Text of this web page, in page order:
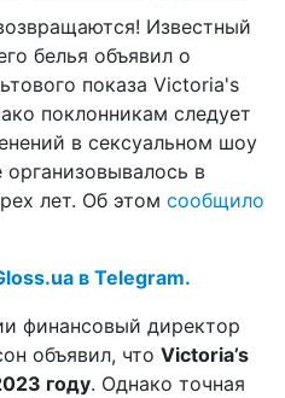
Известный
белья объявил о
показа Victoria's
поклонникам следует
в сексуальном шоу
в
лет. Об этом сообщило
в Telegram.
финансовый директор
объявил, что Victoria’s
году. Однако точная